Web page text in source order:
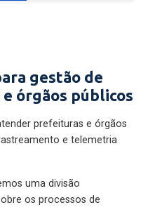
gestão de
órgãos públicos
prefeituras e órgãos
e telemetria
uma divisão
os processos de